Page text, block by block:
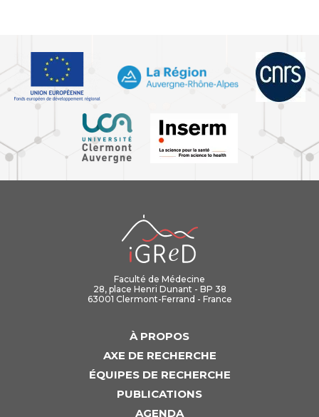
Faculté de Médecine
28, place Henri Dunant - BP 38
63001 Clermont-Ferrand - France
À PROPOS
AXE DE RECHERCHE
ÉQUIPES DE RECHERCHE
PUBLICATIONS
AGENDA